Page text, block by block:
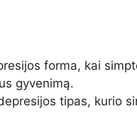
forma, kai
gyvenimą.
tipas, kurio